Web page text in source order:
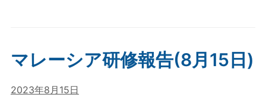
マレーシア研修報告(8月15日)
2023年8月15日